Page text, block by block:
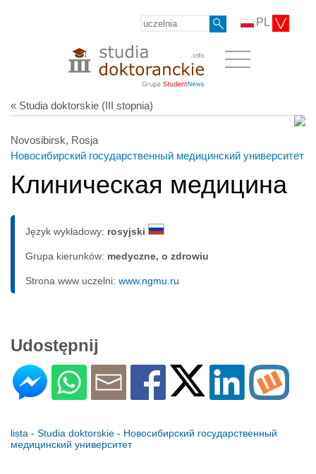
PL
« Studia doktorskie (III stopnia)
Novosibirsk, Rosja
Новосибирский государственный медицинский университет
Клиническая медицина
Język wykładowy: rosyjski
Grupa kierunków: medyczne, o zdrowiu
Strona www uczelni: www.ngmu.ru
Udostępnij
lista - Studia doktorskie - Новосибирский государственный
медицинский университет